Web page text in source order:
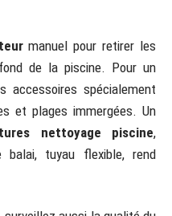
manuel pour retirer les
de la piscine. Pour un
accessoires spécialement
et plages immergées. Un
nettoyage piscine,
balai, tuyau flexible, rend